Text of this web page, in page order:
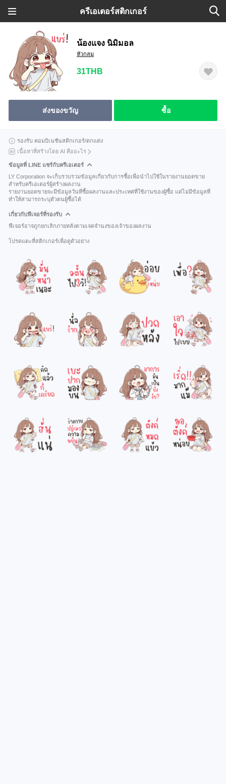
ครีเอเตอร์สติกเกอร์
น้องแจง นิมิมอล
หัวกลม
31THB
ส่งของขวัญ ซื้อ
รองรับ คอมบิเนชันสติกเกอร์/ตกแต่ง
เนื้อหาที่สร้างโดย AI คืออะไร
ข้อมูลที่ LINE แชร์กับครีเอเตอร์
LY Corporation จะเก็บรวบรวมข้อมูลเกี่ยวกับการซื้อเพื่อนำไปใช้ในรายงานยอดขาย
สำหรับครีเอเตอร์ผู้สร้างผลงาน
รายงานยอดขายจะมีข้อมูลวันที่ซื้อผลงานและประเทศที่ใช้งานของผู้ซื้อ แต่ไม่มีข้อมูลที่
ทำให้สามารถระบุตัวตนผู้ซื้อได้
เกี่ยวกับฟีเจอร์ที่รองรับ
ฟีเจอร์อาจถูกยกเลิกภายหลังตามเจตจำนงของเจ้าของผลงาน
โปรดแตะที่สติกเกอร์เพื่อดูตัวอย่าง